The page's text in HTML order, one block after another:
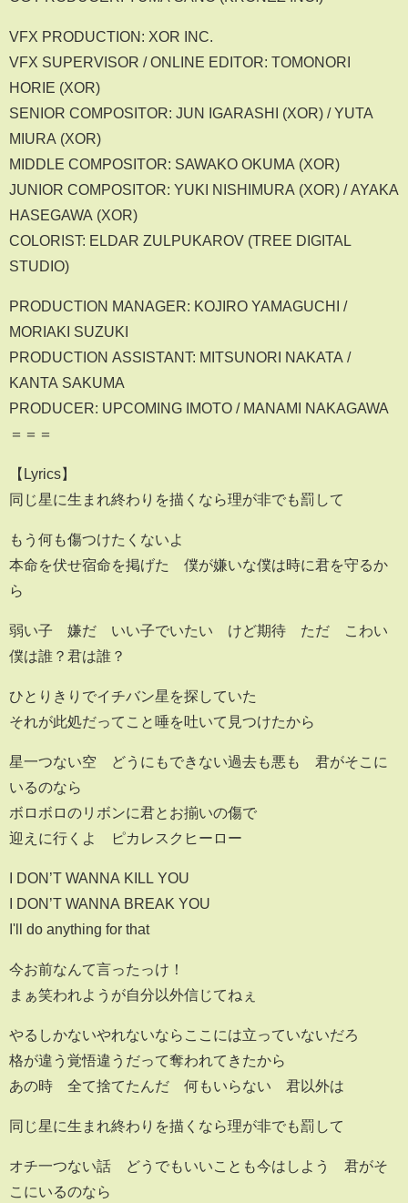
VFX PRODUCTION: XOR INC.
VFX SUPERVISOR / ONLINE EDITOR: TOMONORI
HORIE (XOR)
SENIOR COMPOSITOR: JUN IGARASHI (XOR) / YUTA
MIURA (XOR)
MIDDLE COMPOSITOR: SAWAKO OKUMA (XOR)
JUNIOR COMPOSITOR: YUKI NISHIMURA (XOR) / AYAKA
HASEGAWA (XOR)
COLORIST: ELDAR ZULPUKAROV (TREE DIGITAL
STUDIO)
PRODUCTION MANAGER: KOJIRO YAMAGUCHI /
MORIAKI SUZUKI
PRODUCTION ASSISTANT: MITSUNORI NAKATA /
KANTA SAKUMA
PRODUCER: UPCOMING IMOTO / MANAMI NAKAGAWA
＝＝＝
【Lyrics】
同じ星に生まれ終わりを描くなら理が非でも罰して
もう何も傷つけたくないよ
本命を伏せ宿命を掲げた 僕が嫌いな僕は時に君を守るか
ら
弱い子 嫌だ いい子でいたい けど期待 ただ こわい
僕は誰？君は誰？
ひとりきりでイチバン星を探していた
それが此処だってこと唾を吐いて見つけたから
星一つない空 どうにもできない過去も悪も 君がそこに
いるのなら
ボロボロのリボンに君とお揃いの傷で
迎えに行くよ ピカレスクヒーロー
I DON’T WANNA KILL YOU
I DON’T WANNA BREAK YOU
I'll do anything for that
今お前なんて言ったっけ！
まぁ笑われようが自分以外信じてねぇ
やるしかないやれないならここには立っていないだろ
格が違う覚悟違うだって奪われてきたから
あの時 全て捨てたんだ 何もいらない 君以外は
同じ星に生まれ終わりを描くなら理が非でも罰して
オチ一つない話 どうでもいいことも今はしよう 君がそ
こにいるのなら